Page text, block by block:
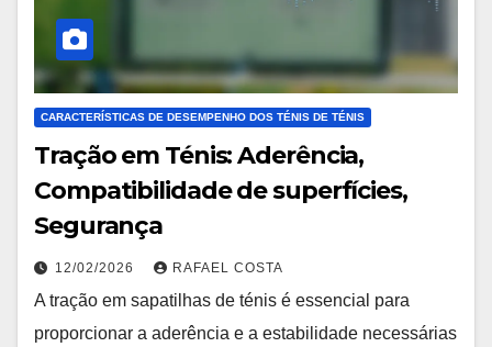
CARACTERÍSTICAS DE DESEMPENHO DOS TÉNIS DE TÉNIS
Tração em Ténis: Aderência,
Compatibilidade de superfícies,
Segurança
12/02/2026 RAFAEL COSTA
A tração em sapatilhas de ténis é essencial para
proporcionar a aderência e a estabilidade necessárias